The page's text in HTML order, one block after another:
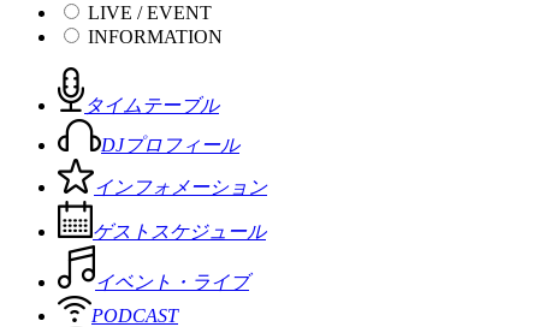
LIVE / EVENT
INFORMATION
タイムテーブル
DJプロフィール
インフォメーション
ゲストスケジュール
イベント・ライブ
PODCAST